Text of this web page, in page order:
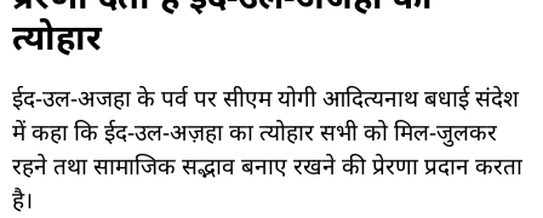
त्योहार
ईद-उल-अजहा के पर्व पर सीएम योगी आदित्यनाथ बधाई संदेश
में कहा कि ईद-उल-अज़हा का त्योहार सभी को मिल-जुलकर
रहने तथा सामाजिक सद्भाव बनाए रखने की प्रेरणा प्रदान करता
है।